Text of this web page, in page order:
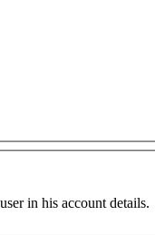
in his account details.